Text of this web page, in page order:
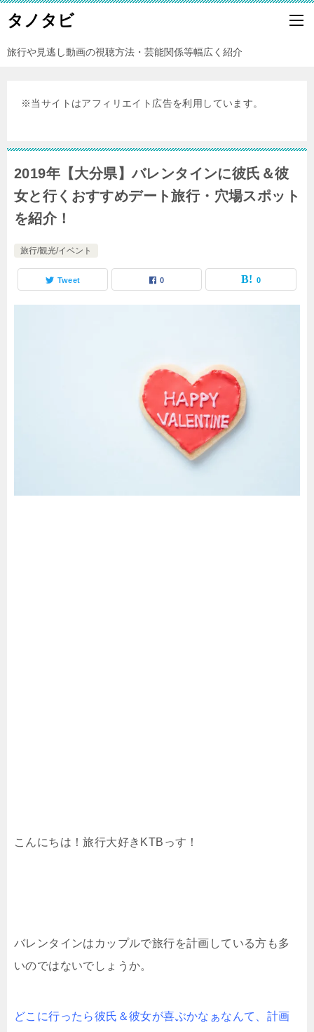
タノタビ
旅行や見逃し動画の視聴方法・芸能関係等幅広く紹介
※当サイトはアフィリエイト広告を利用しています。
2019年【大分県】バレンタインに彼氏＆彼
女と行くおすすめデート旅行・穴場スポット
を紹介！
旅行/観光/イベント
Tweet 0 0
こんにちは！旅行大好きKTBっす！
バレンタインはカップルで旅行を計画している方も多
いのではないでしょうか。
どこに行ったら彼氏＆彼女が喜ぶかなぁなんて、計画